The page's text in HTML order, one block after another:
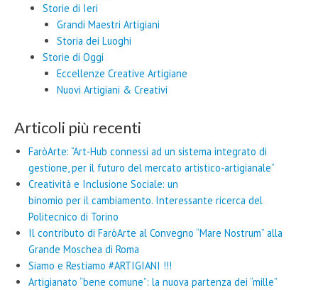
Storie di Ieri
Grandi Maestri Artigiani
Storia dei Luoghi
Storie di Oggi
Eccellenze Creative Artigiane
Nuovi Artigiani & Creativi
Articoli più recenti
FaròArte: “Art-Hub connessi ad un sistema integrato di
gestione, per il futuro del mercato artistico-artigianale”
Creatività e Inclusione Sociale: un
binomio per il cambiamento. Interessante ricerca del
Politecnico di Torino
Il contributo di FaròArte al Convegno “Mare Nostrum” alla
Grande Moschea di Roma
Siamo e Restiamo #ARTIGIANI !!!
Artigianato “bene comune”: la nuova partenza dei “mille”